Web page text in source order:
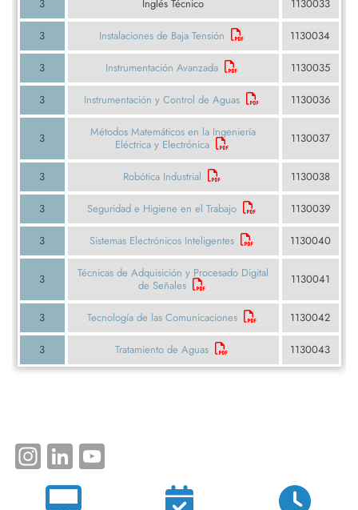
3 Inglés Técnico 1130033
3 Instalaciones de Baja Tensión 1130034
3 Instrumentación Avanzada 1130035
3 Instrumentación y Control de Aguas 1130036
3
Métodos Matemáticos en la Ingeniería
Eléctrica y Electrónica
1130037
3 Robótica Industrial 1130038
3 Seguridad e Higiene en el Trabajo 1130039
3 Sistemas Electrónicos Inteligentes 1130040
3
Técnicas de Adquisición y Procesado Digital
de Señales
1130041
3 Tecnología de las Comunicaciones 1130042
3 Tratamiento de Aguas 1130043
Instagram
LinkedIn